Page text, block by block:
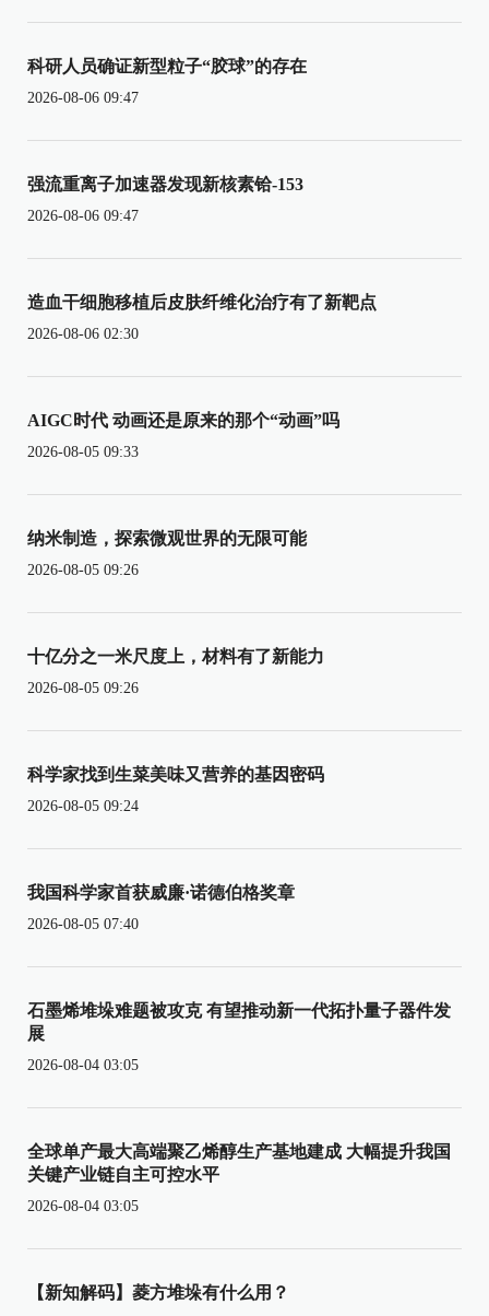
科研人员确证新型粒子“胶球”的存在
2026-08-06 09:47
强流重离子加速器发现新核素铪-153
2026-08-06 09:47
造血干细胞移植后皮肤纤维化治疗有了新靶点
2026-08-06 02:30
AIGC时代 动画还是原来的那个“动画”吗
2026-08-05 09:33
纳米制造，探索微观世界的无限可能
2026-08-05 09:26
十亿分之一米尺度上，材料有了新能力
2026-08-05 09:26
科学家找到生菜美味又营养的基因密码
2026-08-05 09:24
我国科学家首获威廉·诺德伯格奖章
2026-08-05 07:40
石墨烯堆垛难题被攻克 有望推动新一代拓扑量子器件发
展
2026-08-04 03:05
全球单产最大高端聚乙烯醇生产基地建成 大幅提升我国
关键产业链自主可控水平
2026-08-04 03:05
【新知解码】菱方堆垛有什么用？